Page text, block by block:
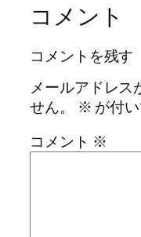
コメント
コメントを残す
メールアドレス
せん。
※ が付
コメント ※